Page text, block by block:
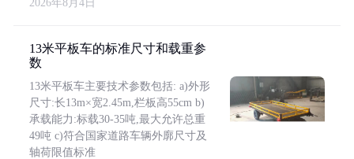
2026年8月4日
13米平板车的标准尺寸和载重参
数
13米平板车主要技术参数包括: a)外形
尺寸:长13m×宽2.45m,栏板高55cm b)
承载能力:标载30-35吨,最大允许总重
49吨 c)符合国家道路车辆外廓尺寸及
轴荷限值标准